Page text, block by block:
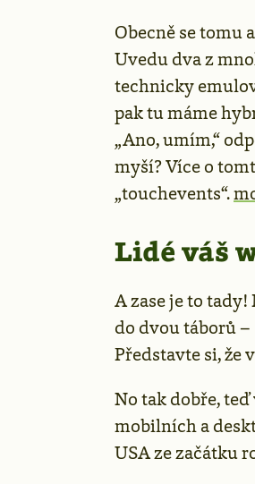
Obecně se tomu
Uvedu dva z
technicky
pak tu máme
„Ano, umím,“
myší? Více o
„touchevents“.
Lidé váš
A zase je to
do dvou táborů –
Představte si, že
No tak dobře,
mobilních a
USA ze začátku